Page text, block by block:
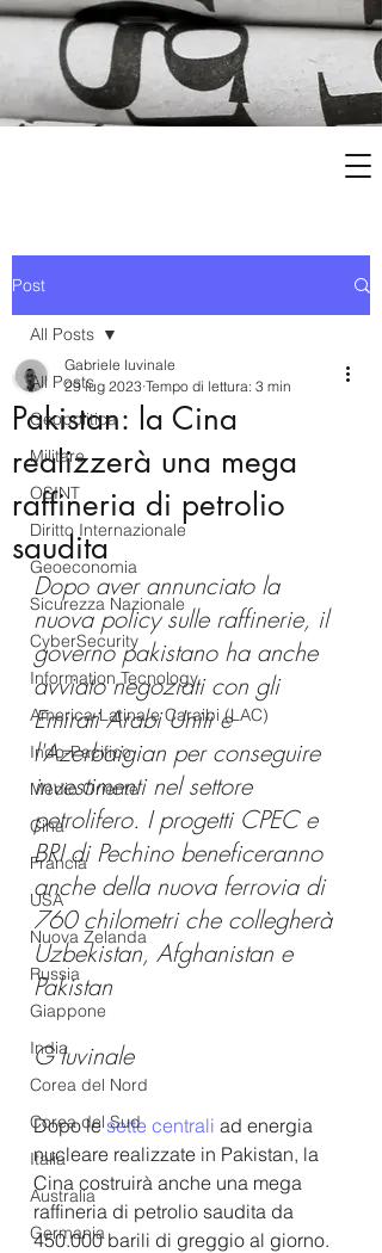
Post
All Posts
Geopolitica
Militare
OSINT
Diritto Internazionale
Geoeconomia
Sicurezza Nazionale
CyberSecurity
Information Tecnology
America-Latina e Caraibi (LAC)
Indo-Pacifico
Medio Oriente
Cina
Francia
USA
Nuova Zelanda
Russia
Giappone
India
Corea del Nord
Corea del Sud
Italia
Australia
Germania
All Posts
Pakistan: la Cina
realizzerà una mega
raffineria di petrolio
saudita
Gabriele Iuvinale
29 lug 2023 Tempo di lettura: 3 min
Dopo aver annunciato la
nuova policy sulle raffinerie, il
governo pakistano ha anche
avviato negoziati con gli
Emirati Arabi Uniti e
l'Azerbaigian per conseguire
investimenti nel settore
petrolifero. I progetti CPEC e
BRI di Pechino beneficeranno
anche della nuova ferrovia di
760 chilometri che collegherà
Uzbekistan, Afghanistan e
Pakistan
G Iuvinale
Dopo le sette centrali ad energia
nucleare realizzate in Pakistan, la
Cina costruirà anche una mega
raffineria di petrolio saudita da
450.000 barili di greggio al giorno.